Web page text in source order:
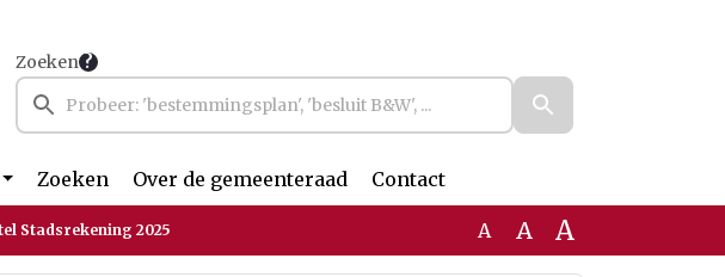
Zoeken
Zoeken Over de gemeenteraad Contact
Stadsrekening 2025 A A A